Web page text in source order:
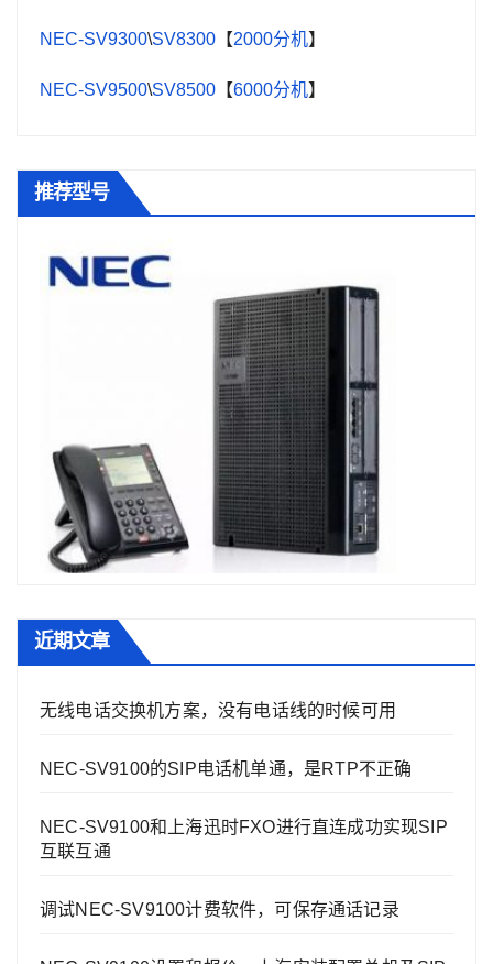
NEC-SV9300\SV8300 【2000分机】
NEC-SV9500\SV8500 【6000分机】
推荐型号
近期文章
无线电话交换机方案，没有电话线的时候可用
NEC-SV9100的SIP电话机单通，是RTP不正确
NEC-SV9100和上海迅时FXO进行直连成功实现SIP
互联互通
调试NEC-SV9100计费软件，可保存通话记录